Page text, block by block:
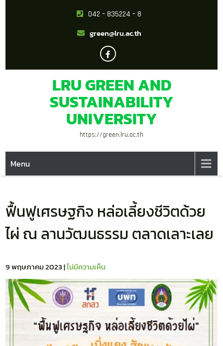
042 – 835224 – 8
green@lru.ac.th
LRU GREEN AND
SUSTAINABILITY
UNIVERSITY
https://green.lru.ac.th
Menu
ฟื้นฟูเศรษฐกิจ หล่อเลี้ยงชีวิตด้วย
ไผ่ ณ ลานวัฒนธรรม ตลาดเลาะเลย
9 พฤษภาคม 2023|ไม่มีความเห็น